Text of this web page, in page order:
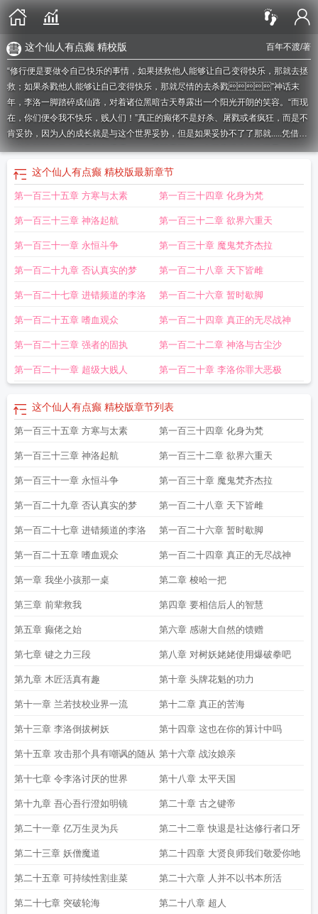
百年不渡/著
这个仙人有点癫 精校版
“修行便是要做令自己快乐的事情，如果拯救他人能够让自己变得快乐，那就去拯
救；如果杀戮他人能够让自己变得快乐，那就尽情的去杀戮”神话末
年，李洛一脚踏碎成仙路，对着诸位黑暗古天尊露出一个阳光开朗的笑容。“而现
在，你们便令我不快乐，贱人们！”真正的癫佬不是好杀、屠戮或者疯狂，而是不
肯妥协，因为人的成长就是与这个世界妥协，但是如果妥协不了了那就.....凭借一
人之力把踏马整个世界都打爆吧！！！从遮天开始，在聊斋缔造纯物世界、封神
打爆殷商二十九代天帝、与神级文明论道、跟奥丁打赌，与耶稣比拳、以四小贩
炼心......寻找快乐、追求快乐、做一个阳光快乐的修仙人！/p各位书友要是觉得
《这个仙人有点癫》还不错的话请不要忘记向您QQ群和微博里的朋友推荐哦！/p
不太正经笔趣阁 这个仙人太不正经了 这个仙人实在太过正经这个仙人也太过正
经了这个仙人有点癫百年不渡txt 这个仙人有点癫百度 这个仙人 正经
仙起点这个仙人有点癫笔趣阁TXT 这个仙人有点癫txt这个仙人有点癫起点中文
网这个仙人太正经这个仙人有点癫TXT这个人仙太正经起点中文网
百度百科这个仙人过于这个仙人有点癫.txt最新章节/全集txt免这个仙人太
仙人有点癫好看吗
这个仙人有点不正经 这个仙人有点癫无梦生 这个仙人有点
强这个仙人有点癫TxT这个仙人太过正经百科这个仙人有点癫免费
这个仙人有点癫 精校版最新章节
第一百三十五章 方寒与太素 第一百三十四章 化身为梵
第一百三十三章 神洛起航 第一百三十二章 欲界六重天
第一百三十一章 永恒斗争 第一百三十章 魔鬼梵齐杰拉
第一百二十九章 否认真实的梦 第一百二十八章 天下皆雌
第一百二十七章 进错频道的李洛 第一百二十六章 暂时歇脚
第一百二十五章 嗜血观众 第一百二十四章 真正的无尽战神
第一百二十三章 强者的固执 第一百二十二章 神洛与古尘沙
第一百二十一章 超级大贱人 第一百二十章 李洛你罪大恶极
这个仙人有点癫 精校版章节列表
第一百三十五章 方寒与太素 第一百三十四章 化身为梵
第一百三十三章 神洛起航 第一百三十二章 欲界六重天
第一百三十一章 永恒斗争 第一百三十章 魔鬼梵齐杰拉
第一百二十九章 否认真实的梦 第一百二十八章 天下皆雌
第一百二十七章 进错频道的李洛 第一百二十六章 暂时歇脚
第一百二十五章 嗜血观众 第一百二十四章 真正的无尽战神
第一章 我坐小孩那一桌 第二章 梭哈一把
第三章 前辈救我 第四章 要相信后人的智慧
第五章 癫佬之始 第六章 感谢大自然的馈赠
第七章 键之力三段 第八章 对树妖姥姥使用爆破拳吧
第九章 木匠活真有趣 第十章 头牌花魁的功力
第十一章 兰若技校业界一流 第十二章 真正的苦海
第十三章 李洛倒拔树妖 第十四章 这也在你的算计中吗
第十五章 攻击那个具有嘲讽的随从 第十六章 战汝娘亲
第十七章 令李洛讨厌的世界 第十八章 太平天国
第十九章 吾心吾行澄如明镜 第二十章 古之键帝
第二十一章 亿万生灵为兵 第二十二章 快退是社达修行者口牙
第二十三章 妖僧魔道 第二十四章 大贤良师我们敬爱你吔
第二十五章 可持续性割韭菜 第二十六章 人并不以书本所活
第二十七章 突破轮海 第二十八章 超人